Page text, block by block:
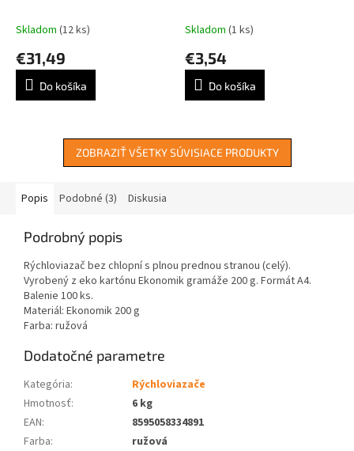
Skladom (12 ks)
€31,49
Do košíka
Skladom (1 ks)
€3,54
Do košíka
ZOBRAZIŤ VŠETKY SÚVISIACE PRODUKTY
Popis Podobné (3) Diskusia
Podrobný popis
Rýchloviazač bez chlopní s plnou prednou stranou (celý).
Vyrobený z eko kartónu Ekonomik gramáže 200 g. Formát A4.
Balenie 100 ks.
Materiál: Ekonomik 200 g
Farba: ružová
Dodatočné parametre
Kategória:
Rýchloviazače
Hmotnosť:
6 kg
EAN:
8595058334891
Farba:
ružová